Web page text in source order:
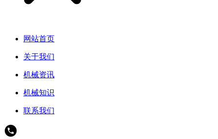
网站首页
关于我们
机械资讯
机械知识
联系我们